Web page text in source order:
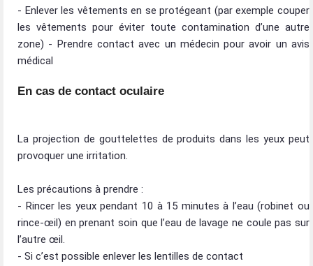
- Enlever les vêtements en se protégeant (par exemple couper
les vêtements pour éviter toute contamination d’une autre
zone) - Prendre contact avec un médecin pour avoir un avis
médical
En cas de contact oculaire
La projection de gouttelettes de produits dans les yeux peut
provoquer une irritation.
Les précautions à prendre :
- Rincer les yeux pendant 10 à 15 minutes à l’eau (robinet ou
rince-œil) en prenant soin que l’eau de lavage ne coule pas sur
l’autre œil.
- Si c’est possible enlever les lentilles de contact